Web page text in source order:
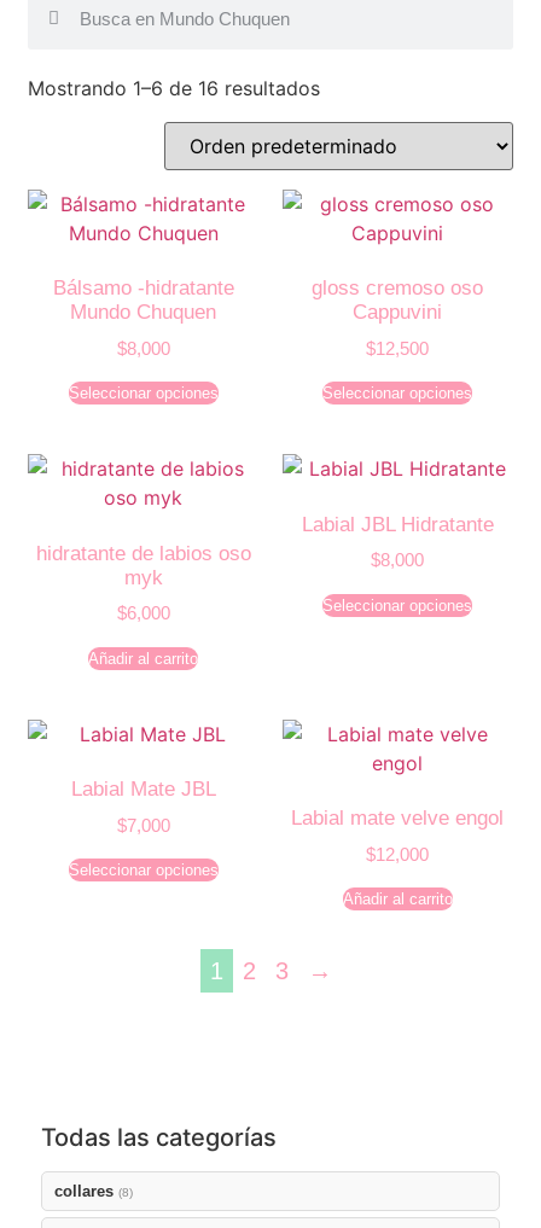
Todas las categorías
collares (8)
Mostrando 1–6 de 16 resultados
Bálsamo -hidratante
Mundo Chuquen
$8,000
Seleccionar opciones
gloss cremoso oso
Cappuvini
$12,500
Seleccionar opciones
hidratante de labios oso
myk
$6,000
Añadir al carrito
Labial JBL Hidratante
$8,000
Seleccionar opciones
Labial Mate JBL
$7,000
Seleccionar opciones
Labial mate velve engol
$12,000
Añadir al carrito
1 2 3 →